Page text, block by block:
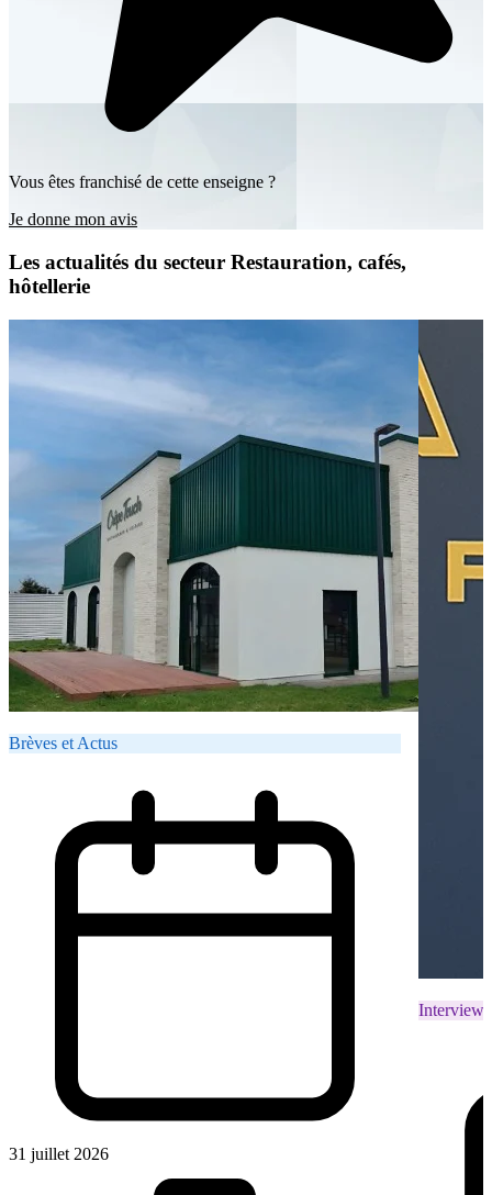
Vous êtes franchisé de cette enseigne ?
Je donne mon avis
Les actualités du secteur Restauration, cafés,
hôtellerie
Brèves et Actus
31 juillet 2026
Interviews